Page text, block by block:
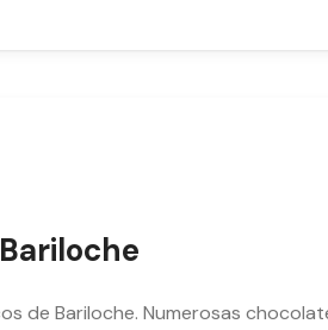
de Bariloche. Numerosas